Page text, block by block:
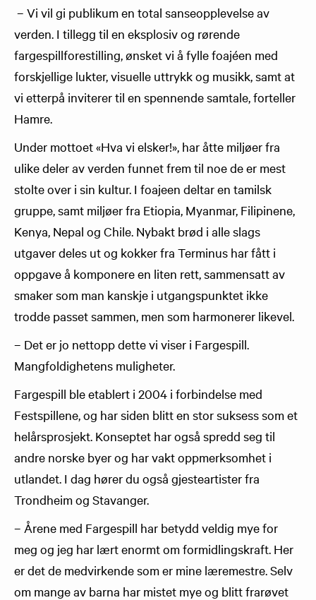
– Vi vil gi publikum en total sanseopplevelse av
verden. I tillegg til en eksplosiv og rørende
fargespillforestilling, ønsket vi å fylle foajéen med
forskjellige lukter, visuelle uttrykk og musikk, samt at
vi etterpå inviterer til en spennende samtale, forteller
Hamre.
Under mottoet «Hva vi elsker!», har åtte miljøer fra
ulike deler av verden funnet frem til noe de er mest
stolte over i sin kultur. I foajeen deltar en tamilsk
gruppe, samt miljøer fra Etiopia, Myanmar, Filipinene,
Kenya, Nepal og Chile. Nybakt brød i alle slags
utgaver deles ut og kokker fra Terminus har fått i
oppgave å komponere en liten rett, sammensatt av
smaker som man kanskje i utgangspunktet ikke
trodde passet sammen, men som harmonerer likevel.
– Det er jo nettopp dette vi viser i Fargespill.
Mangfoldighetens muligheter.
Fargespill ble etablert i 2004 i forbindelse med
Festspillene, og har siden blitt en stor suksess som et
helårsprosjekt. Konseptet har også spredd seg til
andre norske byer og har vakt oppmerksomhet i
utlandet. I dag hører du også gjesteartister fra
Trondheim og Stavanger.
– Årene med Fargespill har betydd veldig mye for
meg og jeg har lært enormt om formidlingskraft. Her
er det de medvirkende som er mine læremestre. Selv
om mange av barna har mistet mye og blitt frarøvet